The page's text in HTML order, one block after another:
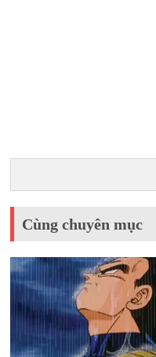
Cùng chuyên mục